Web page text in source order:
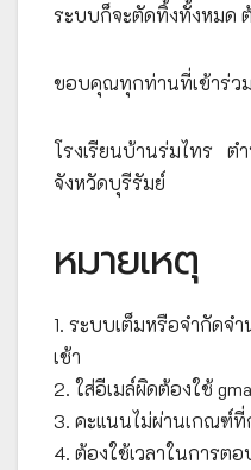
ระบบก็จะตัดทิ้งทั้งหมด
ขอบคุณทุกท่านที่เข้าร่ว
โรงเรียนบ้านร่มไทร ต
จังหวัดบุรีรัมย์
หมายเหตุ
1. ระบบเต็มหรือจำกัดจ
เช้า
2. ใส่อีเมล์ผิดต้องใช้
3. คะแนนไม่ผ่านเกณฑ์
4. ต้องใช้เวลาในการต